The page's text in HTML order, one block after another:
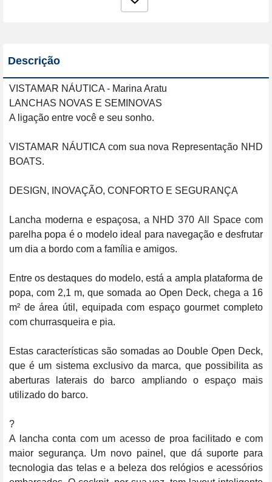
Descrição
VISTAMAR NÁUTICA - Marina Aratu
LANCHAS NOVAS E SEMINOVAS
A ligação entre você e seu sonho.
VISTAMAR NÁUTICA com sua nova Representação NHD
BOATS.
DESIGN, INOVAÇÃO, CONFORTO E SEGURANÇA
Lancha moderna e espaçosa, a NHD 370 All Space com
parelha popa é o modelo ideal para navegação e desfrutar
um dia a bordo com a família e amigos.
Entre os destaques do modelo, está a ampla plataforma de
popa, com 2,1 m, que somada ao Open Deck, chega a 16
m² de área útil, equipada com espaço gourmet completo
com churrasqueira e pia.
Estas características são somadas ao Double Open Deck,
que é um sistema exclusivo da marca, que possibilita as
aberturas laterais do barco ampliando o espaço mais
utilizado do barco.
?
A lancha conta com um acesso de proa facilitado e com
maior segurança. Um novo painel, que dá suporte para
tecnologia das telas e a beleza dos relógios e acessórios